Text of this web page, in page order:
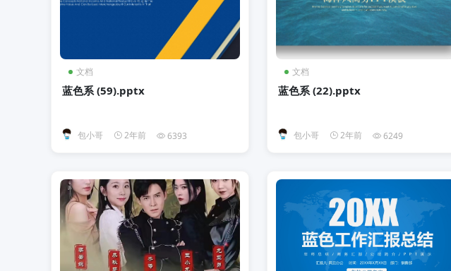
文档
蓝色系 (59).pptx
包小哥 2年前 6393
文档
蓝色系 (22).pptx
包小哥 2年前 6249